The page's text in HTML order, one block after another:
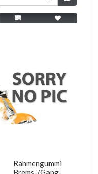
Rahmengummi